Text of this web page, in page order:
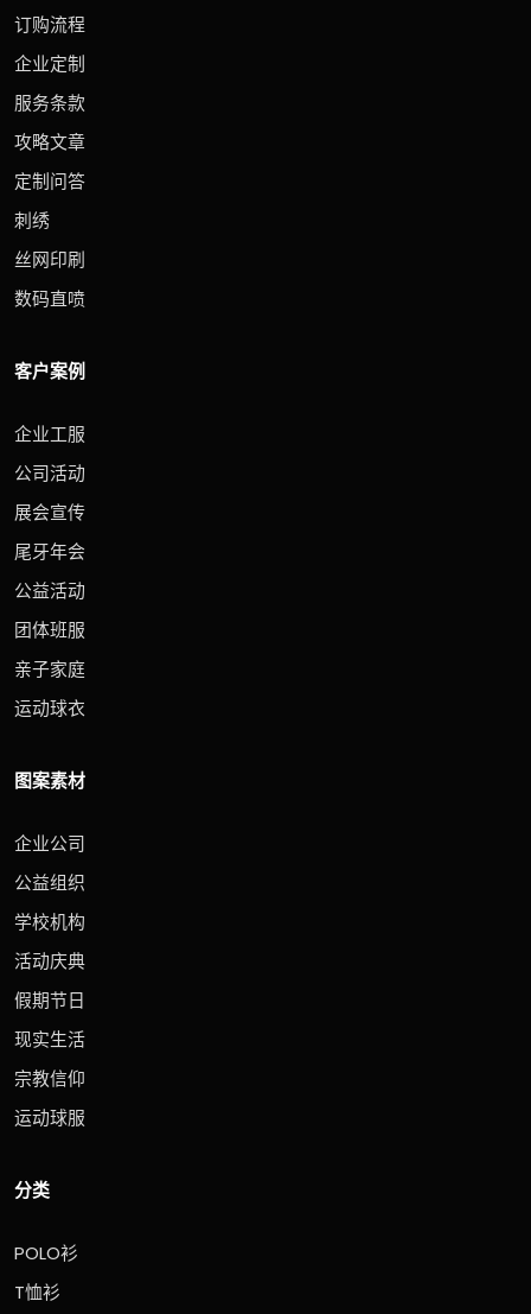
订购流程
企业定制
服务条款
攻略文章
定制问答
刺绣
丝网印刷
数码直喷
客户案例
企业工服
公司活动
展会宣传
尾牙年会
公益活动
团体班服
亲子家庭
运动球衣
图案素材
企业公司
公益组织
学校机构
活动庆典
假期节日
现实生活
宗教信仰
运动球服
分类
POLO衫
T恤衫